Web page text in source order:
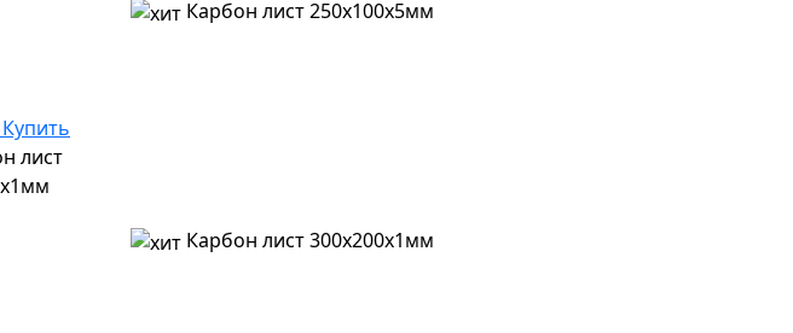
Карбон лист 250х100х5мм
Купить
Карбон лист 300х200х1мм